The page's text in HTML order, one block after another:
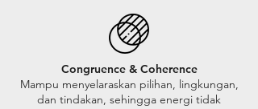
Congruence & Coherence
Mampu menyelaraskan pilihan, lingkungan,
dan tindakan, sehingga energi tidak